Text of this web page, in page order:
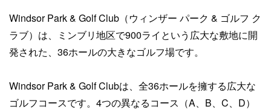
Windsor Park & Golf Club（ウィンザー パーク & ゴルフ ク
ラブ）は、ミンブリ地区で900ライという広大な敷地に開
発された、36ホールの大きなゴルフ場です。
Windsor Park & Golf Clubは、全36ホールを擁する広大な
ゴルフコースです。4つの異なるコース（A、B、C、D）